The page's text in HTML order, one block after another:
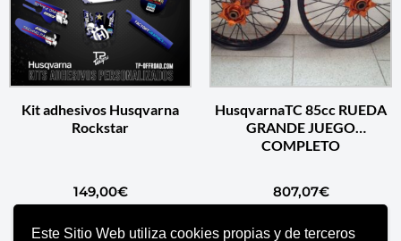
Este Sitio Web utiliza cookies propias y de terceros
Kit adhesivos Husqvarna
Rockstar
149,00€
AÑADIR AL CARRITO
HusqvarnaTC 85cc RUEDA
GRANDE JUEGO
COMPLETO
807,07€
SELECCIONAR OPCIONES